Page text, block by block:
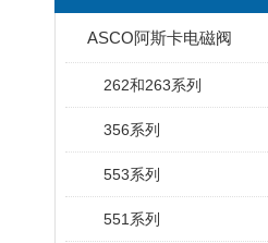
ASCO阿斯卡电磁阀
262和263系列
356系列
553系列
551系列